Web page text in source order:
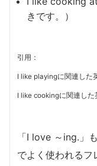
きです。）
引用：
I like playingに関連した
I like cookingに関連し
「I love ～ing.」
でよく使われるフ